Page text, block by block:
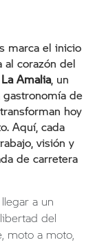
marca el inicio
al corazón del
Amalia, un
de
hoy
Aquí, cada
visión y
de carretera
a un
del
moto a moto,